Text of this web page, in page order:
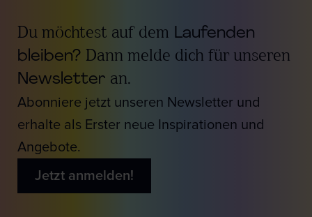
Du möchtest auf dem Laufenden
bleiben? Dann melde dich für unseren
Newsletter an.
Abonniere jetzt unseren Newsletter und
erhalte als Erster neue Inspirationen und
Angebote.
Jetzt anmelden!